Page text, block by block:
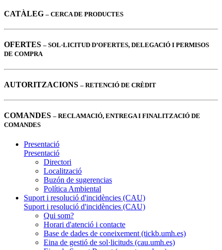
CATÀLEG – CERCA DE PRODUCTES
OFERTES – SOL·LICITUD D’OFERTES, DELEGACIÓ I PERMISOS
DE COMPRA
AUTORITZACIONS – RETENCIÓ DE CRÈDIT
COMANDES – RECLAMACIÓ, ENTREGA I FINALITZACIÓ DE
COMANDES
Presentació
Presentació
Directori
Localització
Buzón de sugerencias
Política Ambiental
Suport i resolució d'incidències (CAU)
Suport i resolució d'incidències (CAU)
Qui som?
Horari d'atenció i contacte
Base de dades de coneixement (tickb.umh.es)
Eina de gestió de sol·licituds (cau.umh.es)